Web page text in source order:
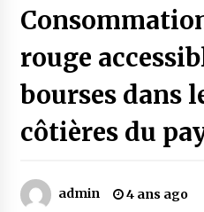
Magie de sorcier
4 ans ago
Oum el Gaïla /
4 ans ago
4 ans ago
rouge
bourses dans
côtières du
admin 4 ans ago